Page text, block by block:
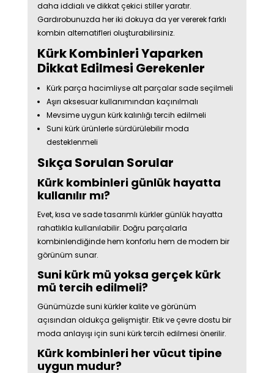
daha iddialı ve dikkat çekici stiller yaratır.
Gardırobunuzda her iki dokuya da yer vererek farklı
kombin alternatifleri oluşturabilirsiniz.
Kürk Kombinleri Yaparken
Dikkat Edilmesi Gerekenler
Kürk parça hacimliyse alt parçalar sade seçilmeli
Aşırı aksesuar kullanımından kaçınılmalı
Mevsime uygun kürk kalınlığı tercih edilmeli
Suni kürk ürünlerle sürdürülebilir moda
desteklenmeli
Sıkça Sorulan Sorular
Kürk kombinleri günlük hayatta
kullanılır mı?
Evet, kısa ve sade tasarımlı kürkler günlük hayatta
rahatlıkla kullanılabilir. Doğru parçalarla
kombinlendiğinde hem konforlu hem de modern bir
görünüm sunar.
Suni kürk mü yoksa gerçek kürk
mü tercih edilmeli?
Günümüzde suni kürkler kalite ve görünüm
açısından oldukça gelişmiştir. Etik ve çevre dostu bir
moda anlayışı için suni kürk tercih edilmesi önerilir.
Kürk kombinleri her vücut tipine
uygun mudur?